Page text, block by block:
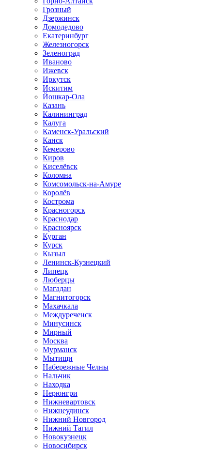
Грозный
Дзержинск
Домодедово
Екатеринбург
Железногорск
Зеленоград
Иваново
Ижевск
Иркутск
Искитим
Йошкар-Ола
Казань
Калининград
Калуга
Каменск-Уральский
Канск
Кемерово
Киров
Киселёвск
Коломна
Комсомольск-на-Амуре
Королёв
Кострома
Красногорск
Краснодар
Красноярск
Курган
Курск
Кызыл
Ленинск-Кузнецкий
Липецк
Люберцы
Магадан
Магнитогорск
Махачкала
Междуреченск
Минусинск
Мирный
Москва
Мурманск
Мытищи
Набережные Челны
Нальчик
Находка
Нерюнгри
Нижневартовск
Нижнеудинск
Нижний Новгород
Нижний Тагил
Новокузнецк
Новосибирск